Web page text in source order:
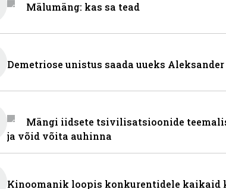
Mälumäng: kas sa tead
Demetriose unistus saada uueks Aleksander
Mängi iidsete tsivilisatsioonide
ja võid võita auhinna
Kinoomanik loopis konkurentidele kaikaid